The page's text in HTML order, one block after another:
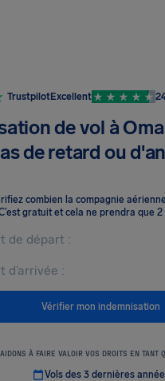
TrustpilotExcellent
de vol à
de retard ou
combien la compagnie
gratuit et cela ne prendra que 2
Vérifier mon indemnisation
À FAIRE VALOIR VOS DROITS EN TANT
Vols des 3 dernières